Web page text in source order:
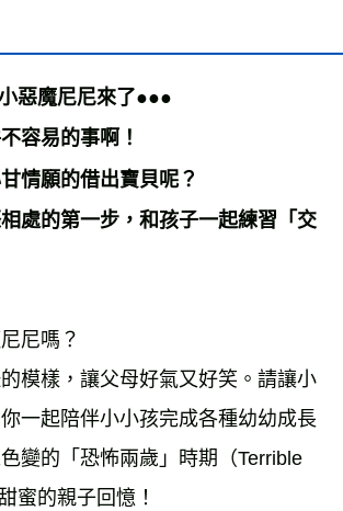
含以上)免運費
含以上)免運費
含以上)免運費
惡魔尼尼來了●●●
容易的事啊！
情願的借出寶貝呢？
處的第一步，和孩子一起練習「交
尼嗎？
模樣，讓父母好氣又好笑。請讓小
一起陪伴小小孩完成各種幼幼成長
變的「恐怖兩歲」時期（Terrible
蜜的親子回憶！